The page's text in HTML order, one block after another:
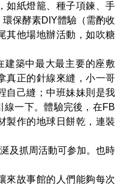
如紙燈籠、種子項鍊、手
保酵素DIY體驗（需酌收
其他場地辦活動，如吹糖
建築中最大最主要的座敷
真正的針線來縫，小一哥
自己縫；中班妹妹則是我
線一下。體驗完後，在FB
製作的地球日餅乾，連裝
及抓周活動可参加。也時
來故事館的人們能夠每次